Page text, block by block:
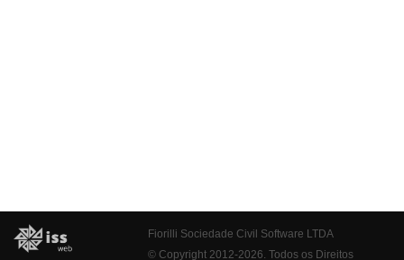
Fiorilli Sociedade Civil Software LTDA
© Copyright 2012-2026. Todos os Direitos